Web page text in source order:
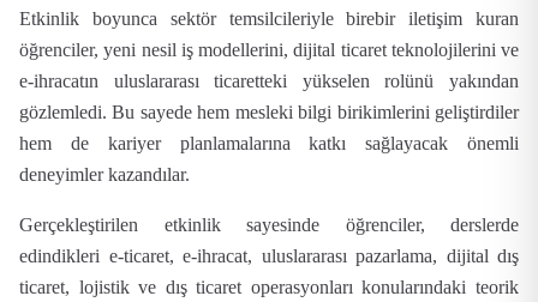
Etkinlik boyunca sektör temsilcileriyle birebir iletişim kuran
öğrenciler,yeni nesil iş modellerini,dijital ticaret teknolojilerini ve
e-ihracatın uluslararası ticaretteki yükselen rolünü yakından
gözlemledi. Bu sayede hem mesleki bilgi birikimlerini geliştirdiler
hem de kariyer planlamalarına katkı sağlayacak önemli
deneyimler kazandılar.
Gerçekleştirilen etkinlik sayesinde öğrenciler, derslerde
edindikleri e-ticaret, e-ihracat, uluslararası pazarlama, dijital dış
ticaret, lojistikve dış ticaret operasyonları konularındaki teorik